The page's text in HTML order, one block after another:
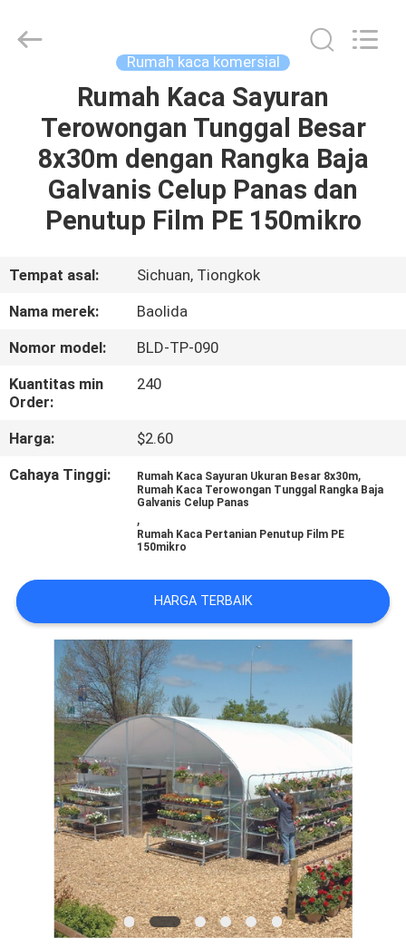
RUMAH
PRODUK
PERTUNJUKAN
TENTANG
TUR
KONTROL
KAMI
BERITA
PETA
SITUS
KEBIJAKAN
PRIBADI
Fittings
Manufacturing
Rumah kaca komersial
Rumah Kaca Sayuran
Terowongan Tunggal Besar
8x30m dengan Rangka Baja
Galvanis Celup Panas dan
Penutup Film PE 150mikro
Tempat asal:
Sichuan, Tiongkok
Nama merek:
Baolida
Nomor model:
BLD-TP-090
Kuantitas min
Order:
240
Harga:
$2.60
Cahaya Tinggi:
Rumah Kaca Sayuran Ukuran Besar 8x30m,
Rumah Kaca Terowongan Tunggal Rangka Baja
Galvanis Celup Panas
,
Rumah Kaca Pertanian Penutup Film PE
150mikro
HARGA TERBAIK